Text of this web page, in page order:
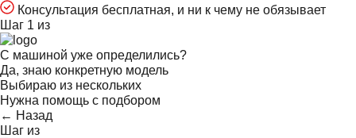
Консультация бесплатная, и ни к чему не обязывает
Шаг 1 из
С машиной уже определились?
Да, знаю конкретную модель
Выбираю из нескольких
Нужна помощь с подбором
← Назад
Шаг из